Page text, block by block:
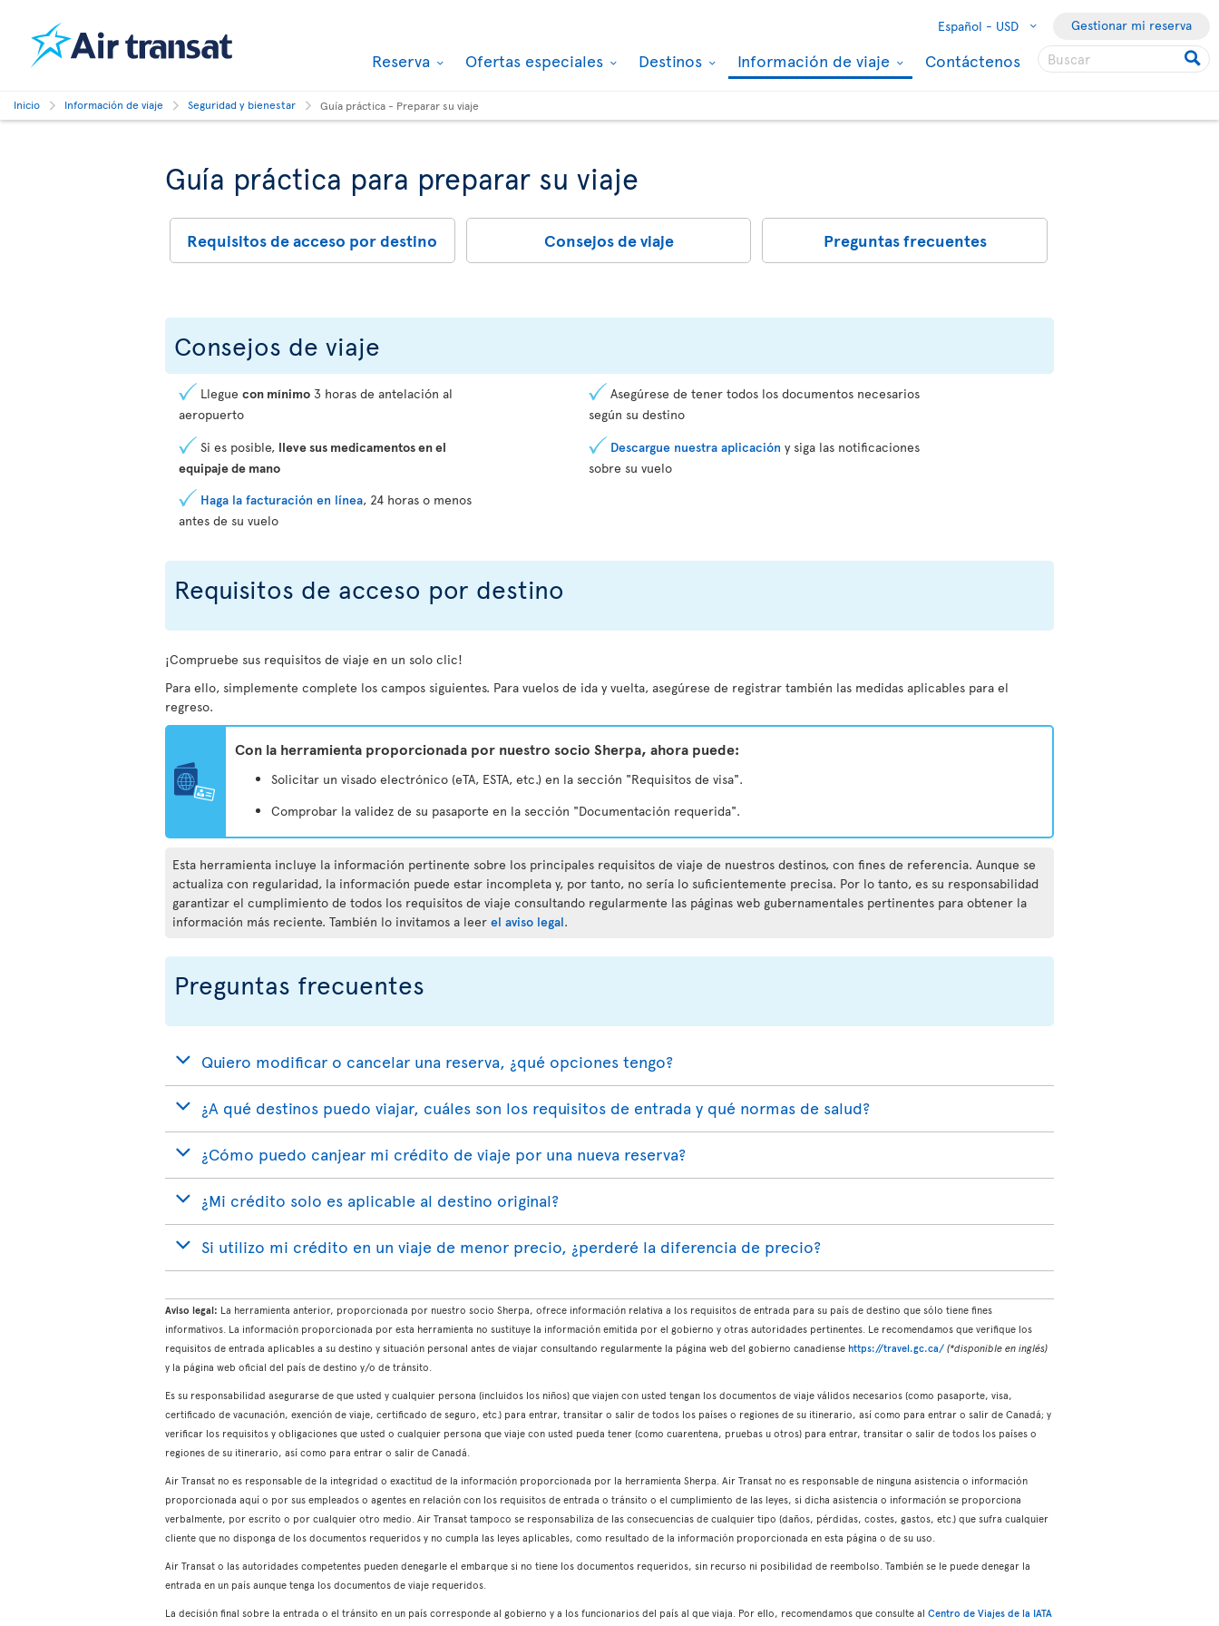
Español - USD Gestionar mi reserva
Reserva Ofertas especiales Destinos Información de viaje Contáctenos
Inicio Información de viaje Seguridad y bienestar Guía práctica - Preparar su viaje
Guía práctica para preparar su viaje
Requisitos de acceso por destino Consejos de viaje Preguntas frecuentes
Consejos de viaje
Llegue con mínimo 3 horas de antelación al
aeropuerto
Si es posible, lleve sus medicamentos en el
equipaje de mano
Haga la facturación en línea, 24 horas o menos
antes de su vuelo
Asegúrese de tener todos los documentos necesarios
según su destino
Descargue nuestra aplicación y siga las notificaciones
sobre su vuelo
Requisitos de acceso por destino
¡Compruebe sus requisitos de viaje en un solo clic!
Para ello, simplemente complete los campos siguientes. Para vuelos de ida y vuelta, asegúrese de registrar también las medidas aplicables para el
regreso.
Con la herramienta proporcionada por nuestro socio Sherpa, ahora puede:
Solicitar un visado electrónico (eTA, ESTA, etc.) en la sección "Requisitos de visa".
Comprobar la validez de su pasaporte en la sección "Documentación requerida".
Esta herramienta incluye la información pertinente sobre los principales requisitos de viaje de nuestros destinos, con fines de referencia. Aunque se
actualiza con regularidad, la información puede estar incompleta y, por tanto, no sería lo suficientemente precisa. Por lo tanto, es su responsabilidad
garantizar el cumplimiento de todos los requisitos de viaje consultando regularmente las páginas web gubernamentales pertinentes para obtener la
información más reciente. También lo invitamos a leer el aviso legal.
Preguntas frecuentes
Quiero modificar o cancelar una reserva, ¿qué opciones tengo?
¿A qué destinos puedo viajar, cuáles son los requisitos de entrada y qué normas de salud?
¿Cómo puedo canjear mi crédito de viaje por una nueva reserva?
¿Mi crédito solo es aplicable al destino original?
Si utilizo mi crédito en un viaje de menor precio, ¿perderé la diferencia de precio?
Aviso legal: La herramienta anterior, proporcionada por nuestro socio Sherpa, ofrece información relativa a los requisitos de entrada para su país de destino que sólo tiene fines
informativos. La información proporcionada por esta herramienta no sustituye la información emitida por el gobierno y otras autoridades pertinentes. Le recomendamos que verifique los
requisitos de entrada aplicables a su destino y situación personal antes de viajar consultando regularmente la página web del gobierno canadiense https://travel.gc.ca/ (*disponible en inglés)
y la página web oficial del país de destino y/o de tránsito.
Es su responsabilidad asegurarse de que usted y cualquier persona (incluidos los niños) que viajen con usted tengan los documentos de viaje válidos necesarios (como pasaporte, visa,
certificado de vacunación, exención de viaje, certificado de seguro, etc.) para entrar, transitar o salir de todos los países o regiones de su itinerario, así como para entrar o salir de Canadá; y
verificar los requisitos y obligaciones que usted o cualquier persona que viaje con usted pueda tener (como cuarentena, pruebas u otros) para entrar, transitar o salir de todos los países o
regiones de su itinerario, así como para entrar o salir de Canadá.
Air Transat no es responsable de la integridad o exactitud de la información proporcionada por la herramienta Sherpa. Air Transat no es responsable de ninguna asistencia o información
proporcionada aquí o por sus empleados o agentes en relación con los requisitos de entrada o tránsito o el cumplimiento de las leyes, si dicha asistencia o información se proporciona
verbalmente, por escrito o por cualquier otro medio. Air Transat tampoco se responsabiliza de las consecuencias de cualquier tipo (daños, pérdidas, costes, gastos, etc.) que sufra cualquier
cliente que no disponga de los documentos requeridos y no cumpla las leyes aplicables, como resultado de la información proporcionada en esta página o de su uso.
Air Transat o las autoridades competentes pueden denegarle el embarque si no tiene los documentos requeridos, sin recurso ni posibilidad de reembolso. También se le puede denegar la
entrada en un país aunque tenga los documentos de viaje requeridos.
La decisión final sobre la entrada o el tránsito en un país corresponde al gobierno y a los funcionarios del país al que viaja. Por ello, recomendamos que consulte al Centro de Viajes de la IATA